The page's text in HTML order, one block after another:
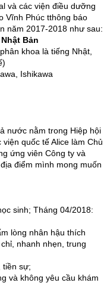
và các viện điều dưỡng
Vĩnh Phúc tthông báo
năm 2017-2018 như sau:
Bản
khoa là tiếng Nhật,
Ishikawa
nước nằm trong Hiệp hội
quốc tế Alice làm Chủ
ứng viên Công ty và
điểm mình mong muốn
sinh; Tháng 04/2018:
lòng nhân hậu thích
nhanh nhẹn, trung
sự;
và không yêu cầu khám